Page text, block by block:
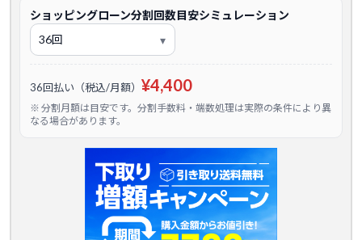
ショッピングローン分割回数目安シミュレーション
36回払い（税込/月額） ¥4,400
※ 分割月額は目安です。分割手数料・端数処理は実際の条件により異
なる場合があります。